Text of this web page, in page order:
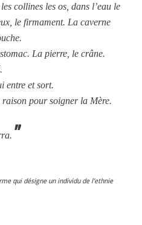
collines les os, dans l’eau le
le firmament. La caverne
La pierre, le crâne.
entre et sort.
pour soigner la Mère.
’’
qui désigne un individu de l’ethnie